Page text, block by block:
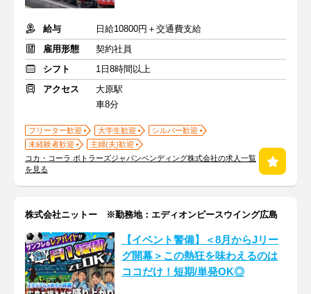
給与
日給10800円＋交通費支給
雇用形態
契約社員
シフト
1日8時間以上
アクセス
大原駅
車8分
フリーター歓迎 大学生歓迎
シルバー歓迎
未経験者歓迎
主婦(夫)歓迎
コカ・コーラ ボトラーズジャパンベンディング株式会社の求人一覧
を見る
株式会社ニットー ※勤務地：エディオンピースウイング広島
【イベント警備】＜8月からJリー
グ開幕＞この熱狂を味わえるのは
ココだけ！短期/単発OK◎